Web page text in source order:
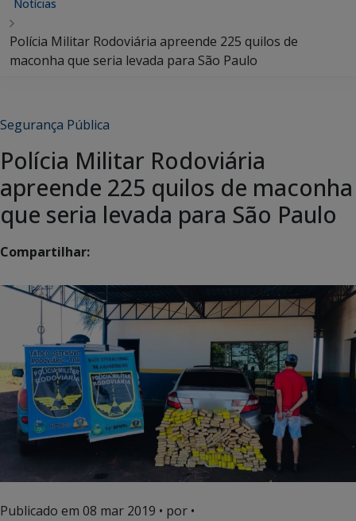
Notícias
Polícia Militar Rodoviária apreende 225 quilos de
maconha que seria levada para São Paulo
Segurança Pública
Polícia Militar Rodoviária
apreende 225 quilos de maconha
que seria levada para São Paulo
Compartilhar:
Publicado em 08 mar 2019 • por •